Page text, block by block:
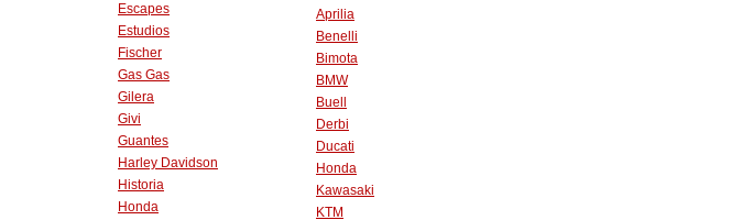
Escapes
Estudios
Fischer
Gas Gas
Gilera
Givi
Guantes
Harley Davidson
Historia
Honda
Aprilia
Benelli
Bimota
BMW
Buell
Derbi
Ducati
Honda
Kawasaki
KTM